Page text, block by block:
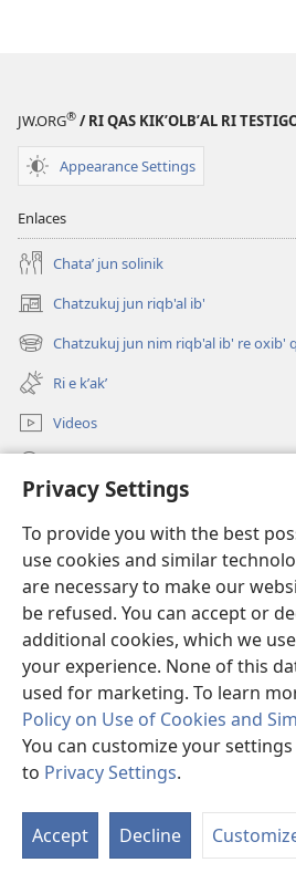
Privacy Settings
To provide you with the best
use cookies and similar
are necessary to make our
be refused. You can accept or
additional cookies, which we
your experience. None of this
used for marketing. To learn
Policy on Use of Cookies and
You can customize your
to Privacy Settings.
Accept Decline
JW.ORG® / RI QAS KIKʼOLBʼAL RI
Appearance Settings
Enlaces
Chataʼ jun solinik
Chatzukuj jun riqb'al ib'
(opens
new
window)
Chatzukuj jun nim riqb'al ib' re oxib'
(opens
new
window)
Ri e kʼakʼ
Videos
(opens
window)UK'OLB'AL WUJ PA INTERNET
(opens
new
window)JW Hub ®
(opens
new
window)
Copyright© 2026 Watch Tower Bible and
RI KTAʼ CHAWE CHIʼ KAKOJO
WARAL